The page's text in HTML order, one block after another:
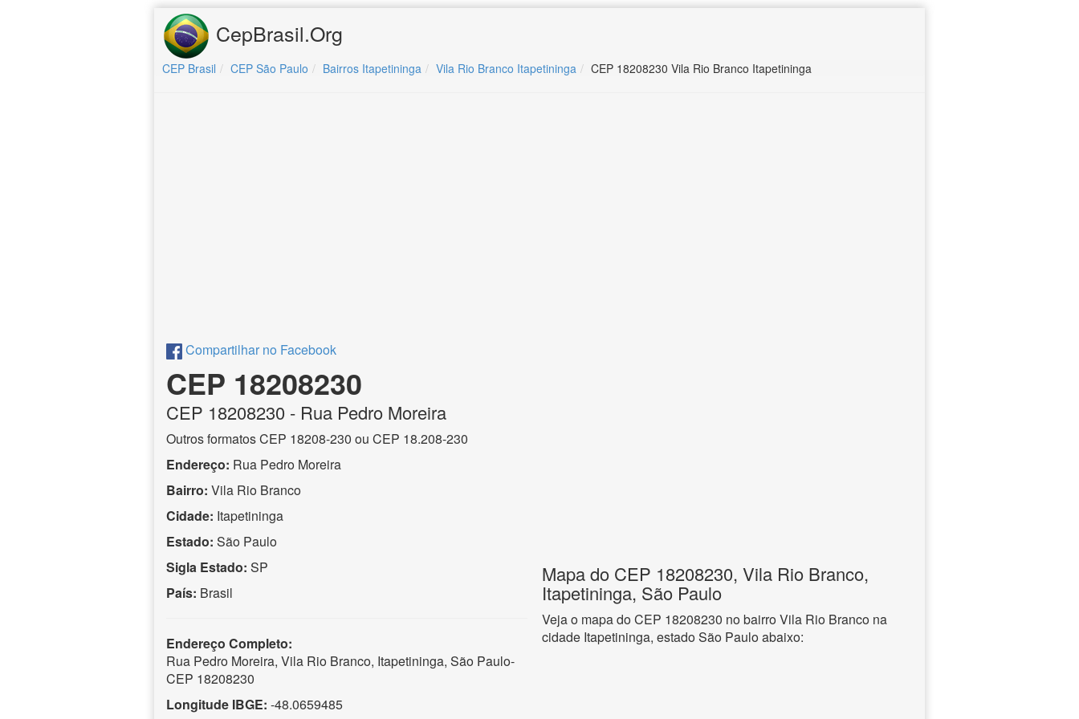
CepBrasil.Org
CEP Brasil CEP São Paulo Bairros Itapetininga Vila Rio Branco Itapetininga CEP 18208230 Vila Rio Branco Itapetininga
Compartilhar no Facebook
CEP 18208230
CEP 18208230 - Rua Pedro Moreira
Outros formatos CEP 18208-230 ou CEP 18.208-230
Endereço: Rua Pedro Moreira
Bairro: Vila Rio Branco
Cidade: Itapetininga
Estado: São Paulo
Sigla Estado: SP
País: Brasil
Endereço Completo:
Rua Pedro Moreira, Vila Rio Branco, Itapetininga, São Paulo-
CEP 18208230
Longitude IBGE: -48.0659485
Mapa do CEP 18208230, Vila Rio Branco,
Itapetininga, São Paulo
Veja o mapa do CEP 18208230 no bairro Vila Rio Branco na
cidade Itapetininga, estado São Paulo abaixo: